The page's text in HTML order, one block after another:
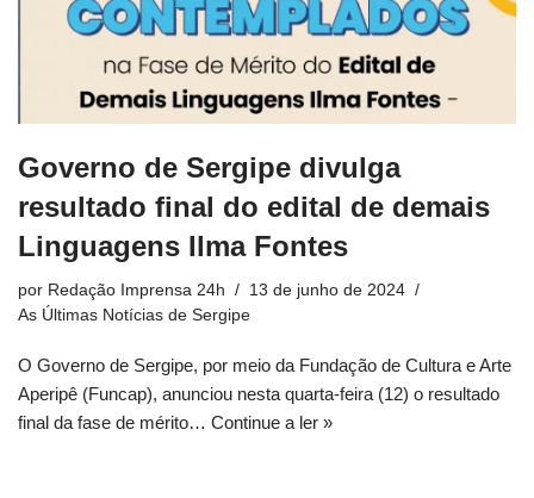
Governo de Sergipe divulga
resultado final do edital de demais
Linguagens Ilma Fontes
por Redação Imprensa 24h
13 de junho de 2024
As Últimas Notícias de Sergipe
O Governo de Sergipe, por meio da Fundação de Cultura e Arte
Aperipê (Funcap), anunciou nesta quarta-feira (12) o resultado
final da fase de mérito… Continue a ler »